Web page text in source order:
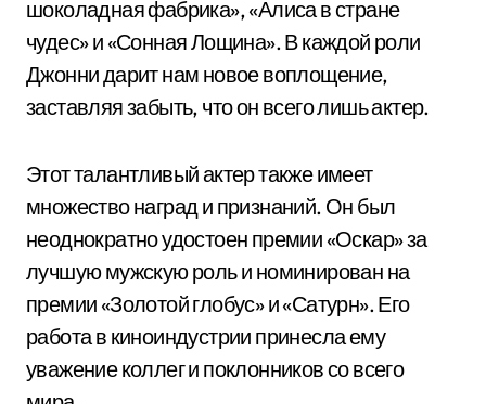
шоколадная фабрика», «Алиса в стране
чудес» и «Сонная Лощина». В каждой роли
Джонни дарит нам новое воплощение,
заставляя забыть, что он всего лишь актер.
Этот талантливый актер также имеет
множество наград и признаний. Он был
неоднократно удостоен премии «Оскар» за
лучшую мужскую роль и номинирован на
премии «Золотой глобус» и «Сатурн». Его
работа в киноиндустрии принесла ему
уважение коллег и поклонников со всего